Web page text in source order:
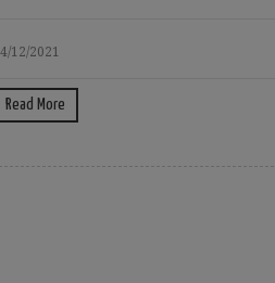
12/2021
Read More